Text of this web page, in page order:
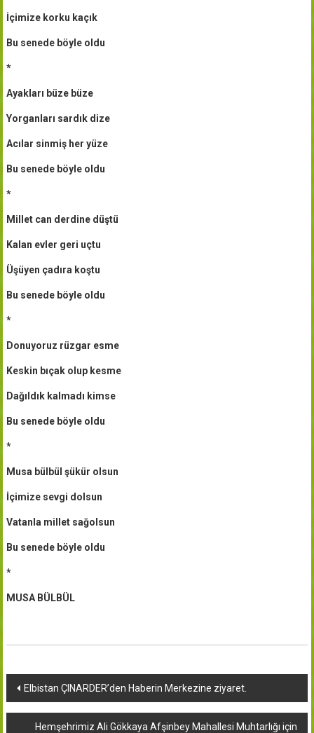
İçimize korku kaçık
Bu senede böyle oldu
*
Ayakları büze büze
Yorganları sardık dize
Acılar sinmiş her yüze
Bu senede böyle oldu
*
Millet can derdine düştü
Kalan evler geri uçtu
Üşüyen çadıra koştu
Bu senede böyle oldu
*
Donuyoruz rüzgar esme
Keskin bıçak olup kesme
Dağıldık kalmadı kimse
Bu senede böyle oldu
*
Musa bülbül şükür olsun
İçimize sevgi dolsun
Vatanla millet sağolsun
Bu senede böyle oldu
*
MUSA BÜLBÜL
Yazı
dolaşımı
Elbistan ÇINARDER’den Haberin Merkezine ziyaret.
Hemşehrimiz Ali Gökkaya Afşinbey Mahallesi Muhtarlığı için